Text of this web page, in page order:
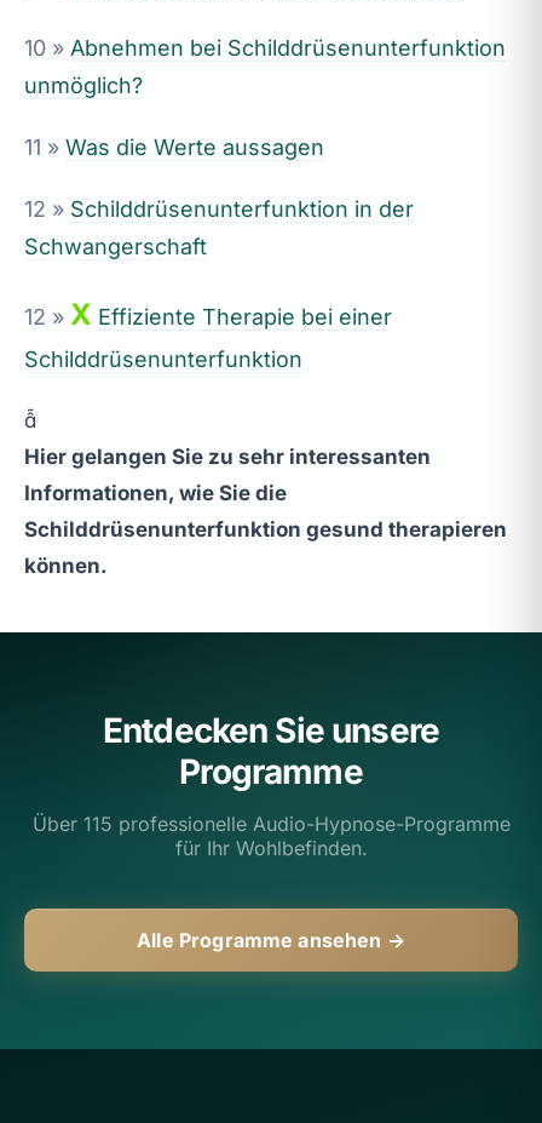
10 » Abnehmen bei Schilddrüsenunterfunktion
unmöglich?
11 » Was die Werte aussagen
12 » Schilddrüsenunterfunktion in der
Schwangerschaft
12 » X Effiziente Therapie bei einer
Schilddrüsenunterfunktion

Hier gelangen Sie zu sehr interessanten
Informationen, wie Sie die
Schilddrüsenunterfunktion gesund therapieren
können.
Entdecken Sie unsere
Programme
Über 115 professionelle Audio-Hypnose-Programme
für Ihr Wohlbefinden.
Alle Programme ansehen →